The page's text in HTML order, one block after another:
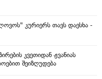
კურიერს თავს დაესხა -
კვეთიდან ჟვანიას
შეიზღუდება